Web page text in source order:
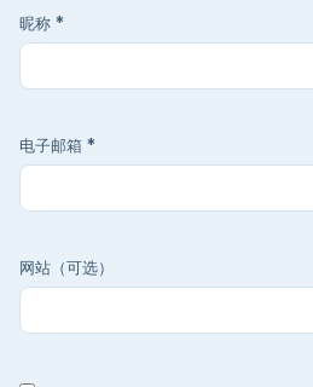
昵称 *
电子邮箱 *
网站（可选）